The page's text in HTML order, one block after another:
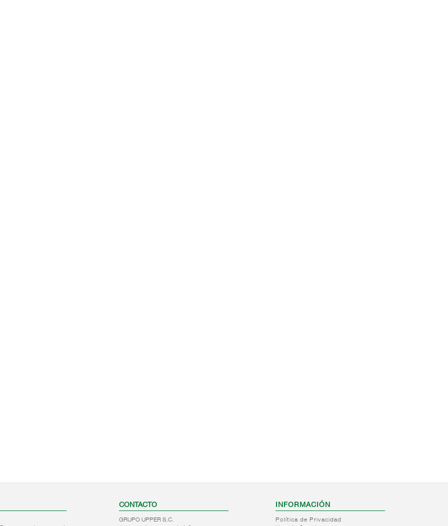
CONTACTO
GRUPO UPPER S.C.
INFORMACIÓN
Política de Privacidad